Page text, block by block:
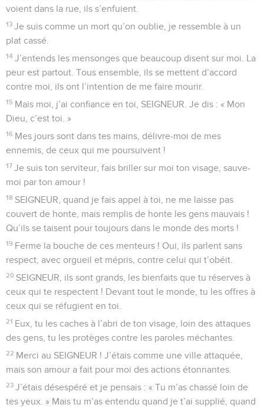
voient dans la rue, ils s’enfuient.
13 Je suis comme un mort qu’on oublie, je ressemble à un
plat cassé.
14 J’entends les mensonges que beaucoup disent sur moi. La
peur est partout. Tous ensemble, ils se mettent d’accord
contre moi, ils ont l’intention de me faire mourir.
15 Mais moi, j’ai confiance en toi, SEIGNEUR. Je dis : « Mon
Dieu, c’est toi. »
16 Mes jours sont dans tes mains, délivre-moi de mes
ennemis, de ceux qui me poursuivent !
17 Je suis ton serviteur, fais briller sur moi ton visage, sauve-
moi par ton amour !
18 SEIGNEUR, quand je fais appel à toi, ne me laisse pas
couvert de honte, mais remplis de honte les gens mauvais !
Qu’ils se taisent pour toujours dans le monde des morts !
19 Ferme la bouche de ces menteurs ! Oui, ils parlent sans
respect, avec orgueil et mépris, contre celui qui t’obéit.
20 SEIGNEUR, ils sont grands, les bienfaits que tu réserves à
ceux qui te respectent ! Devant tout le monde, tu les offres à
ceux qui se réfugient en toi.
21 Eux, tu les caches à l’abri de ton visage, loin des attaques
des gens, tu les protèges contre les paroles méchantes.
22 Merci au SEIGNEUR ! J’étais comme une ville attaquée,
mais son amour a fait pour moi des actions étonnantes.
23 J’étais désespéré et je pensais : « Tu m’as chassé loin de
tes yeux. » Mais tu m’as entendu quand je t’ai supplié, quand